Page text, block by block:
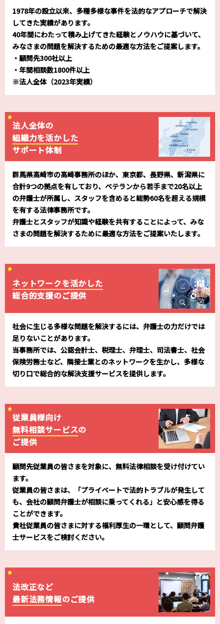
1978年の設立以来、多種多様な事件を法的なアプローチで解決
してきた実績があります。
40年間にわたって積み上げてきた経験とノウハウに基づいて、
みなさまの問題を解決するための最適な方法をご提案します。
・顧問先300社以上
・年間相談数1800件以上
※法人全体（2023年実績）
法人全体の
組織力を活かした
サポート体制
群馬県高崎市の高崎事務所のほか、東京都、長野県、新潟県に
合計9つの拠点を有しており、ベテランから若手まで20名以上
の弁護士が所属し、スタッフを含めると総勢60名を超える規模
を有する法律事務所です。
弁護士とスタッフが知識や経験を共有することによって、みな
さまの問題を解決するために最適な方法をご提案いたします。
ネットワークを活かした
総合的支援のご提供
社会に生じる多様な問題を解決するには、弁護士の力だけでは
足りないことがあります。
当事務所では、公認会計士、税理士、弁理士、司法書士、社会
保険労務士など、隣接士業とのネットワークを生かし、多様な
切り口で総合的な解決支援サービスを提供します。
従業員様向け
無料相談サービスの
ご提供
顧問先従業員の皆さまを対象に、無料法律相談を受け付けてい
ます。
従業員の皆さまは、「プライベートで法的トラブルが発生して
も、会社の顧問弁護士が相談に乗ってくれる」と安心感を得る
ことができます。
貴社従業員の皆さまに対する福利厚生の一環として、顧問弁護
士サービスをご検討ください。
法改正など
最新法務情報のご提供